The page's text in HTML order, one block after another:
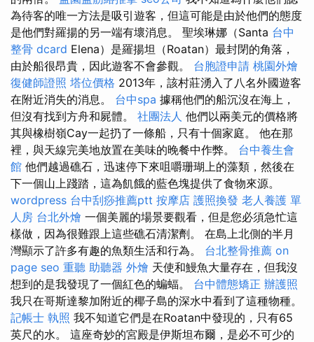
為待客的唯一方法是吸引遊客，但這可能是由於他們的態度
是他們對羅揚的另一端有壞消息。 聖埃琳娜（Santa 台中
整骨 dcard Elena）是羅揚坦（Roatan）最封閉的角落，
由於船很昂貴，因此遊客不會參觀。 台胞證申請 桃園外燴
復健師證照 塔位價格 2013年，該村莊湧入了八名外國遊客
在附近消失的消息。 台中spa 據稱他們的船沉沒在海上，
但沒有找到方舟和屍體。 社團法人 他們以兩美元的價格將
其與橡樹嶺Cay一起扔了一條船，只有十個家庭。 他在那
裡，與天線完美地放置在美味的晚餐中作弊。 台中養生會
館 他們越過礁石，迅速停下來咀嚼珊瑚上的藻類，然後在
下一個山上踐踏，這為飢餓的藍色塊提供了食物來源。
wordpress 台中刮痧推薦ptt 按摩店 護照換發 老人養護 單
人房 台北外燴 一個美麗的場景要觀看，但是您必須急忙這
樣做，因為很難跟上這些礁石清潔劑。 在島上北側的半月
灣顯示了許多有趣的魚類生活和行為。 台北整骨推薦 on
page seo 重聽 助聽器 外燴 天使和鰻魚大量存在，但我沒
想到的是我發現了一個紅色的蝙蝠。 台中體態矯正 辦護照
我只在哥斯達黎加附近的椰子島的深水中看到了這種物種。
記帳士 執照 我不知道它們是在Roatan中發現的，只有65
英尺的水。 這座奇妙的宮殿是伊斯坦布爾，是必不可少的